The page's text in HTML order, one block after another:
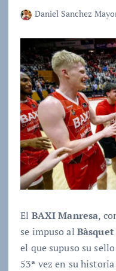
Daniel Sanchez
El BAXI Manresa,
se impuso al
el que supuso su
53ª vez en su